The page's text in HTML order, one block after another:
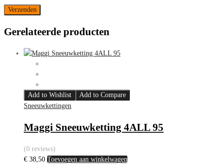
Gerelateerde producten
Add to Wishlist
Add to Compare
Sneeuwkettingen
Maggi Sneeuwketting 4ALL 95
(0 reviews)
€ 38,50 Toevoegen aan winkelwagen